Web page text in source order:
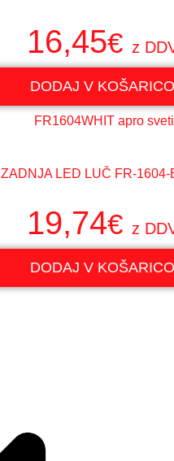
16,45€ z
DODAJ V KOŠARICO
ZADNJA LED LUČ FR-1604-
19,74€ z
DODAJ V KOŠARICO